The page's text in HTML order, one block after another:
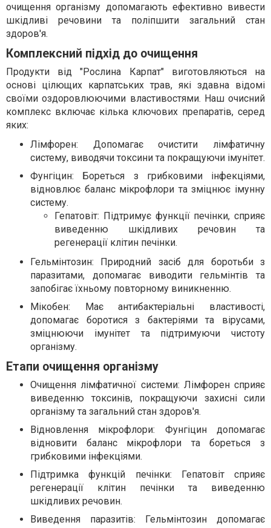
очищення організму допомагають ефективно вивести
шкідливі речовини та поліпшити загальний стан
здоров'я.
Комплексний підхід до очищення
Продукти від "Рослина Карпат" виготовляються на
основі цілющих карпатських трав, які здавна відомі
своїми оздоровлюючими властивостями. Наш очисний
комплекс включає кілька ключових препаратів, серед
яких:
Лімфорен: Допомагає очистити лімфатичну
систему, виводячи токсини та покращуючи імунітет.
Фунгіцин: Бореться з грибковими інфекціями,
відновлює баланс мікрофлори та зміцнює імунну
систему.
Гепатовіт: Підтримує функції печінки, сприяє
виведенню шкідливих речовин та
регенерації клітин печінки.
Гельмінтозин: Природний засіб для боротьби з
паразитами, допомагає виводити гельмінтів та
запобігає їхньому повторному виникненню.
Мікобен: Має антибактеріальні властивості,
допомагає боротися з бактеріями та вірусами,
зміцнюючи імунітет та підтримуючи чистоту
організму.
Етапи очищення організму
Очищення лімфатичної системи: Лімфорен сприяє
виведенню токсинів, покращуючи захисні сили
організму та загальний стан здоров'я.
Відновлення мікрофлори: Фунгіцин допомагає
відновити баланс мікрофлори та бореться з
грибковими інфекціями.
Підтримка функцій печінки: Гепатовіт сприяє
регенерації клітин печінки та виведенню
шкідливих речовин.
Виведення паразитів: Гельмінтозин допомагає